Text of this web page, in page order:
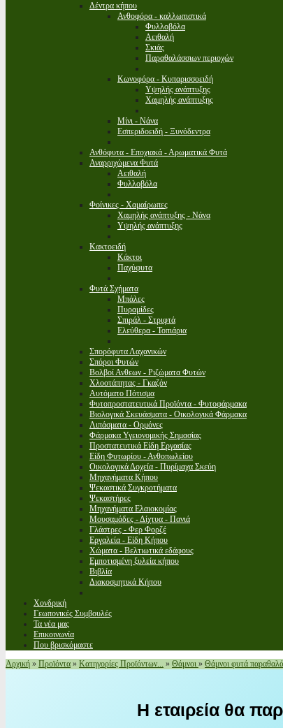
Δέντρα κήπου
Ανθοφόρα - καλλωπιστικά
Φυλλοβόλα
Αειθαλή
Σκιάς
Παραθαλάσσιων περιοχών
Κωνοφόρα - Κυπαρισσοειδή
Υψηλής ανάπτυξης
Χαμηλής ανάπτυξης
Μίνι - Νάνα
Εσπεριδοειδή - Ξυνόδεντρα
Ανθόφυτα - Εποχιακά - Αρωματικά Φυτά
Αναρριχώμενα Φυτά
Αειθαλή
Φυλλοβόλα
Φοίνικες - Χαμαίρωπες
Χαμηλής ανάπτυξης - Νάνα
Υψηλής ανάπτυξης
Κακτοειδή
Κάκτοι
Παχύφυτα
Φυτά Σχήματα
Μπάλες
Πυραμίδες
Σπιράλ - Στριφτά
Ελεύθερα - Τοπιάρια
Σπορόφυτα Λαχανικών
Σπόροι Φυτών
Βολβοί Ανθεων - Ριζώματα Φυτών
Χλοοτάπητας - Γκαζόν
Αυτόματο Πότισμα
Φυτοπροστατευτικά Προϊόντα - Φυτοφάρμακα
Βιολογικά Σκευάσματα - Οικολογικά Φάρμακα
Λιπάσματα - Ορμόνες
Φάρμακα Υγειονομικής Σημασίας
Προστατευτικά Είδη Εργασίας
Είδη Φυτωρίου - Ανθοπωλείου
Οικολογικά Δοχεία - Πυρίμαχα Σκεύη
Μηχανήματα Κήπου
Ψεκαστικά Συγκροτήματα
Ψεκαστήρες
Μηχανήματα Ελαιοκομίας
Μουσαμάδες - Δίχτυα - Πανιά
Γλάστρες - Φερ Φορζέ
Εργαλεία - Είδη Κήπου
Χώματα - Βελτιωτικά εδάφους
Εμποτισμένη ξυλεία κήπου
Βιβλία
Διακοσμητικά Κήπου
Χονδρική
Γεωπονικές Συμβουλές
Τα νέα μας
Επικοινωνία
Που βρισκόμαστε
Αρχική » Προϊόντα » Κατηγορίες Προϊόντων... » Θάμνοι » Θάμνοι φυτά
Η εταιρεία θα